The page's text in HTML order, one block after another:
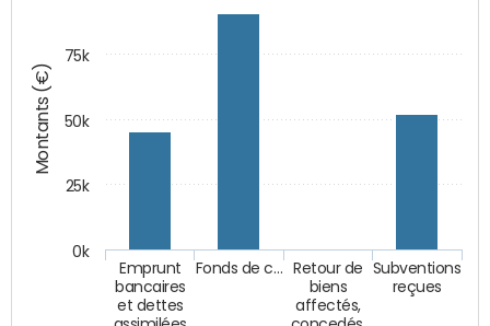
Montants (€)
Emprunt
bancaires
et dettes
Fonds de c…
Retour de
biens
affectés,
Subventions
reçues
0k
25k
50k
75k